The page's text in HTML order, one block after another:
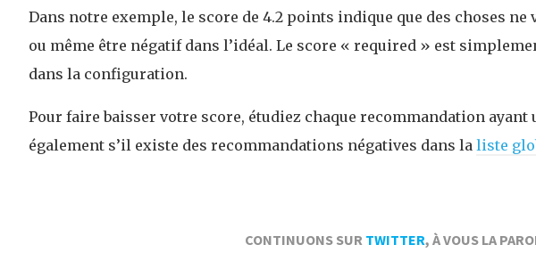
Dans notre exemple, le score de 4.2 points indique que des choses
ou même être négatif dans l’idéal. Le score « required » est
dans la configuration.
Pour faire baisser votre score, étudiez chaque recommandation ayant
également s’il existe des recommandations négatives dans la liste
CONTINUONS SUR TWITTER, À VOUS LA